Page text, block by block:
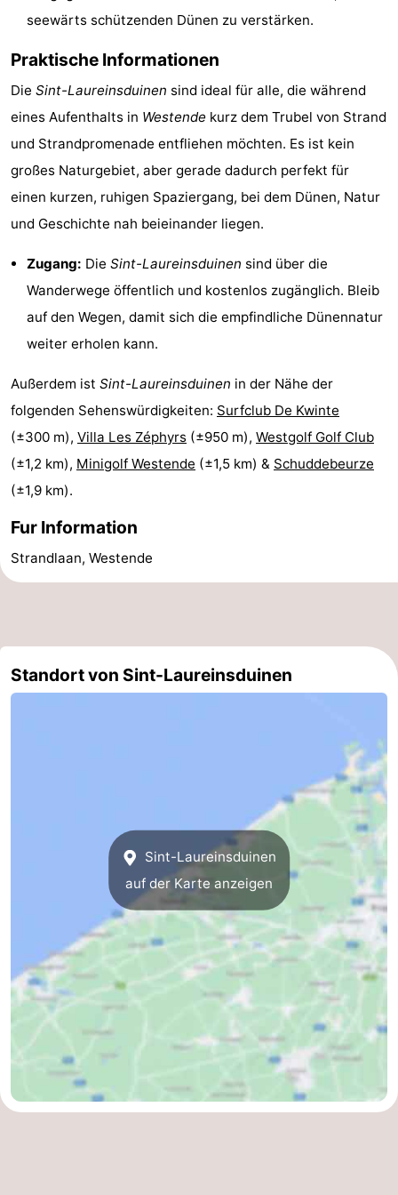
Route
-
Parken
Küstetram
Medizin
Adressen
Region
Westflandern
-
Brügge
Gent
Ypern
Die
Küste
-
Natur
-
Blankenberge
-
De
-
Panne
Natur
Westhoek
Wetter
Kontakt
seewärts schützenden Dünen zu verstärken.
Praktische Informationen
Die Sint-Laureinsduinen sind ideal für alle, die während
eines Aufenthalts in Westende kurz dem Trubel von Strand
und Strandpromenade entfliehen möchten. Es ist kein
großes Naturgebiet, aber gerade dadurch perfekt für
einen kurzen, ruhigen Spaziergang, bei dem Dünen, Natur
und Geschichte nah beieinander liegen.
Zugang: Die Sint-Laureinsduinen sind über die
Wanderwege öffentlich und kostenlos zugänglich. Bleib
auf den Wegen, damit sich die empfindliche Dünennatur
weiter erholen kann.
Außerdem ist Sint-Laureinsduinen in der Nähe der
folgenden Sehenswürdigkeiten: Surfclub De Kwinte
(±300 m), Villa Les Zéphyrs (±950 m), Westgolf Golf Club
(±1,2 km), Minigolf Westende (±1,5 km) & Schuddebeurze
(±1,9 km).
Fur Information
Strandlaan, Westende
Standort von Sint-Laureinsduinen
Sint-Laureinsduinen
auf der Karte anzeigen